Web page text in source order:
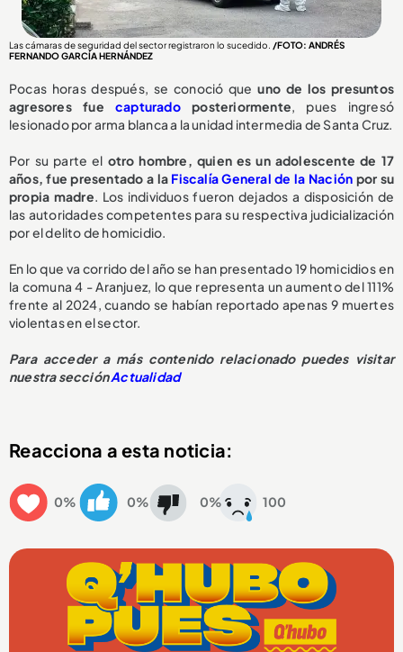
Las cámaras de seguridad del sector registraron lo sucedido. /FOTO: ANDRÉS
FERNANDO GARCÍA HERNÁNDEZ
Pocas horas después, se conoció queuno de los presuntos
agresores fuecapturadoposteriormente , pues ingresó
lesionado por arma blanca a la unidad intermedia de Santa Cruz.
Por su parte el otro hombre, quien es un adolescente de 17
años, fue presentado a la Fiscalía General de la Nación por su
propia madre . Los individuos fueron dejados a disposición de
las autoridades competentes para su respectiva judicialización
por el delito de homicidio.
En lo que va corrido del año se han presentado 19 homicidios en
la comuna 4 - Aranjuez, lo que representa un aumento del 111%
frente al 2024, cuando se habían reportado apenas 9 muertes
violentas en el sector.
Para acceder a más contenido relacionado puedes visitar
nuestra secciónActualidad
Reacciona a esta noticia:
0% 0% 0% 100